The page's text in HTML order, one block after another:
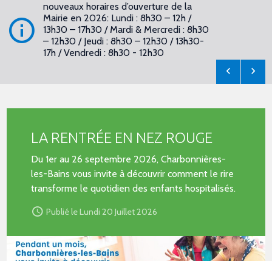
nouveaux horaires d’ouverture de la
Mairie en 2026: Lundi : 8h30 – 12h /
13h30 – 17h30 / Mardi & Mercredi : 8h30
– 12h30 / Jeudi : 8h30 – 12h30 / 13h30-
17h / Vendredi : 8h30 - 12h30
LA RENTRÉE EN NEZ ROUGE
Du 1er au 26 septembre 2026, Charbonnières-
les-Bains vous invite à découvrir comment le rire
transforme le quotidien des enfants hospitalisés.
Publié le Lundi 20 Juillet 2026